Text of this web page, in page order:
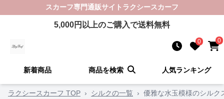
スカーフ専門通販サイト ラクシースカーフ
5,000円以上のご購入で送料無料
0 0
新着商品 商品を検索 人気ランキング
ラクシースカーフ TOP › シルクの一覧 › 優雅な水玉模様のシルク